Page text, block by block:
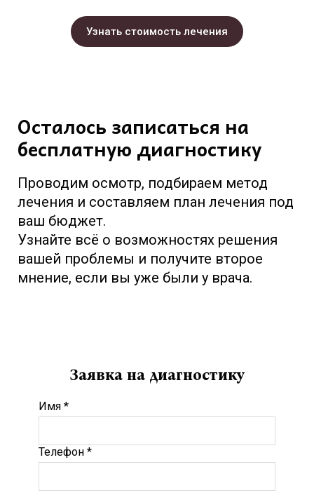
Узнать стоимость лечения
Осталось записаться на
бесплатную диагностику
Проводим осмотр, подбираем метод
лечения и составляем план лечения под
ваш бюджет.
Узнайте всё о возможностях решения
вашей проблемы и получите второе
мнение, если вы уже были у врача.
Заявка на диагностику
Имя *
Телефон *